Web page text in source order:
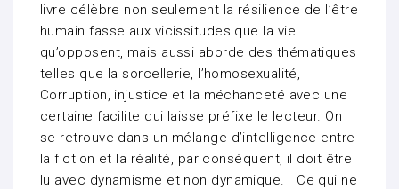
livre célèbre non seulement la résilience de l’être
humain fasse aux vicissitudes que la vie
qu’opposent, mais aussi aborde des thématiques
telles que la sorcellerie, l’homosexualité,
Corruption, injustice et la méchanceté avec une
certaine facilite qui laisse préfixe le lecteur. On
se retrouve dans un mélange d’intelligence entre
la fiction et la réalité, par conséquent, il doit être
lu avec dynamisme et non dynamique. Ce qui ne